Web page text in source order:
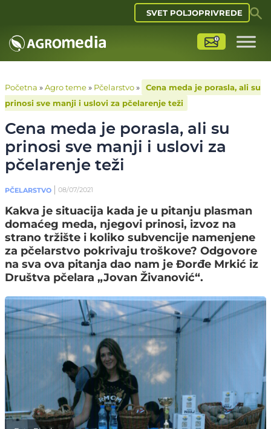
SVET POLJOPRIVREDE
Početna »Agro teme» Pčelarstvo»
Cena meda je porasla, ali su
prinosi sve manji i uslovi za pčelarenje teži
Cena meda je porasla, ali su
prinosi sve manji i uslovi za
pčelarenje teži
PČELARSTVO 08/07/2021
Kakva je situacija kada je u pitanju plasman
domaćeg meda, njegovi prinosi, izvoz na
strano tržište i koliko subvencije namenjene
za pčelarstvo pokrivaju troškove? Odgovore
na sva ova pitanja dao nam je Đorđe Mrkić iz
Društva pčelara „Jovan Živanović“.